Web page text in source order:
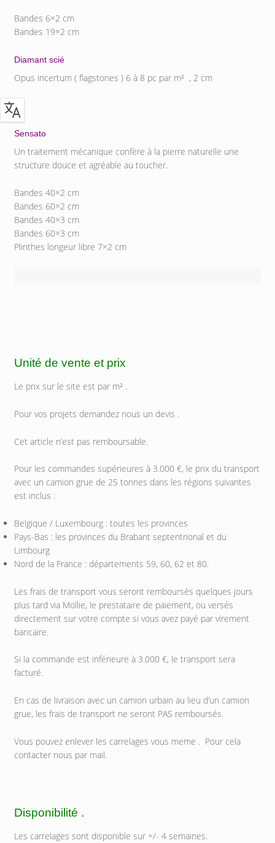
Bandes 6×2 cm
Bandes 19×2 cm
Diamant scié
Opus incertum ( flagstones ) 6 à 8 pc par m² , 2 cm
Sensato
Un traitement mécanique confère à la pierre naturelle une
structure douce et agréable au toucher.
Bandes 40×2 cm
Bandes 60×2 cm
Bandes 40×3 cm
Bandes 60×3 cm
Plinthes longeur libre 7×2 cm
Unité de vente et prix
Le prix sur le site est par m² .
Pour vos projets demandez nous un devis .
Cet article n’est pas remboursable.
Pour les commandes supérieures à 3.000 €, le prix du transport
avec un camion grue de 25 tonnes dans les régions suivantes
est inclus :
Belgique / Luxembourg : toutes les provinces
Pays-Bas : les provinces du Brabant septentrional et du
Limbourg
Nord de la France : départements 59, 60, 62 et 80.
Les frais de transport vous seront remboursés quelques jours
plus tard via Mollie, le prestataire de paiement, ou versés
directement sur votre compte si vous avez payé par virement
bancaire.
Si la commande est inférieure à 3.000 €, le transport sera
facturé.
En cas de livraison avec un camion urbain au lieu d’un camion
grue, les frais de transport ne seront PAS remboursés.
Vous pouvez enlever les carrelages vous meme . Pour cela
contacter nous par mail.
Disponibilité .
Les carrelages sont disponible sur +/- 4 semaines.